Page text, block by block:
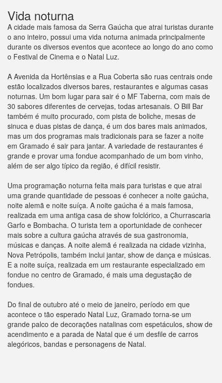
Vida noturna
A cidade mais famosa da Serra Gaúcha que atrai turistas durante
o ano inteiro, possui uma vida noturna animada principalmente
durante os diversos eventos que acontece ao longo do ano como
o Festival de Cinema e o Natal Luz.
A Avenida da Hortênsias e a Rua Coberta são ruas centrais onde
estão localizados diversos bares, restaurantes e algumas casas
noturnas. Um bom lugar para sair é o MF Taberna, com mais de
30 sabores diferentes de cervejas, todas artesanais. O Bill Bar
também é muito procurado, com pista de boliche, mesas de
sinuca e duas pistas de dança, é um dos bares mais animados,
mas um dos programas mais tradicionais para se fazer a noite
em Gramado é sair para jantar. A variedade de restaurantes é
grande e provar uma fondue acompanhado de um bom vinho,
além de ser algo típico da região, é difícil resistir.
Uma programação noturna feita mais para turistas e que atrai
uma grande quantidade de pessoas é conhecer a noite gaúcha,
noite alemã e noite suíça. A noite gaúcha é a mais famosa,
realizada em uma antiga casa de show folclórico, a Churrascaria
Garfo e Bombacha. O turista tem a oportunidade de conhecer
mais sobre a cultura gaúcha através de sua gastronomia,
músicas e danças. A noite alemã é realizada na cidade vizinha,
Nova Petrópolis, também inclui jantar, show de dança e músicas.
E a noite suíça, realizada em um restaurante especializado em
fondue no centro de Gramado, é mais uma degustação de
fondues.
Do final de outubro até o meio de janeiro, período em que
acontece o tão esperado Natal Luz, Gramado torna-se um
grande palco de decorações natalinas com espetáculos, show de
acendimento e a parada de Natal que é um desfile de carros
alegóricos, bandas e personagens de Natal.